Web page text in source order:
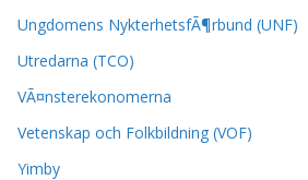
Ungdomens NykterhetsfÃ¶rbund (UNF)
Utredarna (TCO)
VÃ¤nsterekonomerna
Vetenskap och Folkbildning (VOF)
Yimby